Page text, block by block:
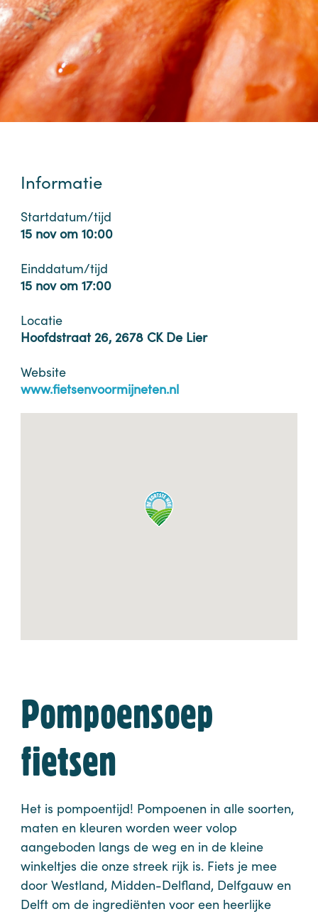
Informatie
Startdatum/tijd
15 nov om 10:00
Einddatum/tijd
15 nov om 17:00
Locatie
Hoofdstraat 26, 2678 CK De Lier
Website
www.fietsenvoormijneten.nl
Pompoensoep
fietsen
Het is pompoentijd! Pompoenen in alle soorten,
maten en kleuren worden weer volop
aangeboden langs de weg en in de kleine
winkeltjes die onze streek rijk is. Fiets je mee
door Westland, Midden-Delfland, Delfgauw en
Delft om de ingrediënten voor een heerlijke